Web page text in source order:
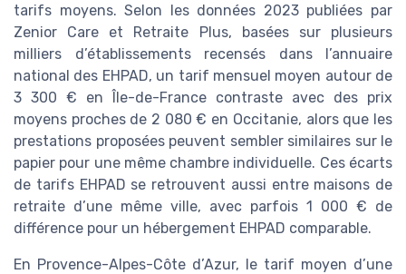
tarifs moyens. Selon les données 2023 publiées par
Zenior Care et Retraite Plus, basées sur plusieurs
milliers d’établissements recensés dans l’annuaire
national des EHPAD, un tarif mensuel moyen autour de
3 300 € en Île-de-France contraste avec des prix
moyens proches de 2 080 € en Occitanie, alors que les
prestations proposées peuvent sembler similaires sur le
papier pour une même chambre individuelle. Ces écarts
de tarifs EHPAD se retrouvent aussi entre maisons de
retraite d’une même ville, avec parfois 1 000 € de
différence pour un hébergement EHPAD comparable.
En Provence-Alpes-Côte d’Azur, le tarif moyen d’une